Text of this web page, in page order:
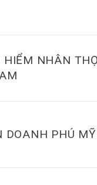
HIỂM NHÂN
DOANH PHÚ